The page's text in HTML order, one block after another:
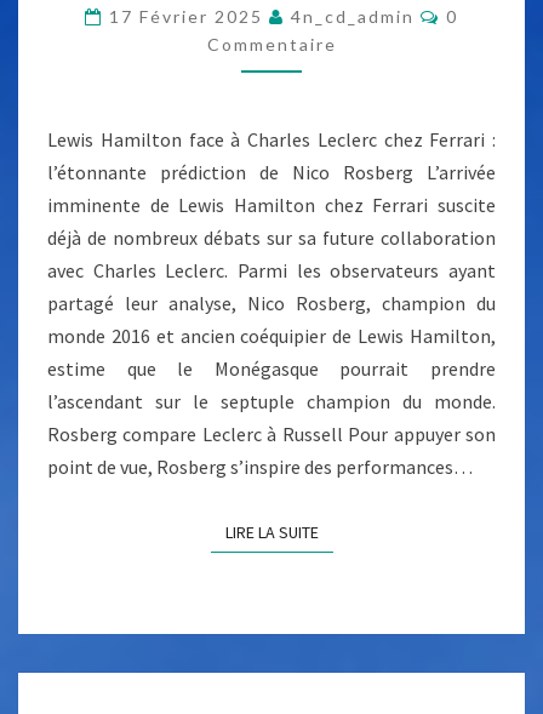
S
H
A
I
L
T
O
N
F
A
C
E
À
C
A
E
S
17 Février 2025 4n_cd_admin
C
A
I
R
E
0
Commentaire
Lewis Hamilton face à Charles Leclerc chez Ferrari :
l’étonnante prédiction de Nico Rosberg L’arrivée
imminente de Lewis Hamilton chez Ferrari suscite
déjà de nombreux débats sur sa future collaboration
avec Charles Leclerc. Parmi les observateurs ayant
partagé leur analyse, Nico Rosberg, champion du
monde 2016 et ancien coéquipier de Lewis Hamilton,
estime que le Monégasque pourrait prendre
l’ascendant sur le septuple champion du monde.
Rosberg compare Leclerc à Russell Pour appuyer son
point de vue, Rosberg s’inspire des performances…
LIRE LA SUITELIRE LA SUITE